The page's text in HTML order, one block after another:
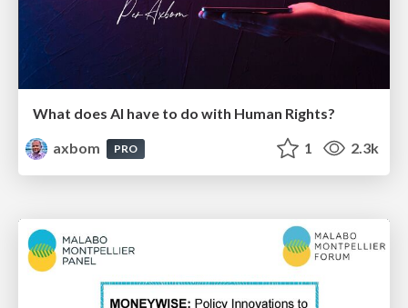
What does AI have to do with Human Rights?
axbom
PRO 1 2.3k